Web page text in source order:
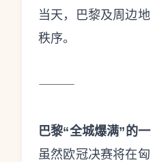
当天，巴黎及周边
秩序。
⸻
巴黎“全城爆满”的
虽然欧冠决赛将在